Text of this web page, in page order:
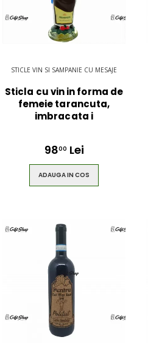
STICLE VIN SI SAMPANIE CU MESAJE
Sticla cu vin in forma de
femeie tarancuta,
imbracata i
9800 Lei
ADAUGA IN COS